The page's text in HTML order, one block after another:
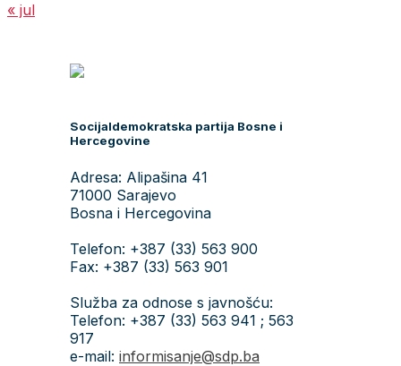
« jul
Socijaldemokratska partija Bosne i
Hercegovine
Adresa: Alipašina 41
71000 Sarajevo
Bosna i Hercegovina
Telefon: +387 (33) 563 900
Fax: +387 (33) 563 901
Služba za odnose s javnošću:
Telefon: +387 (33) 563 941 ; 563
917
e-mail: informisanje@sdp.ba